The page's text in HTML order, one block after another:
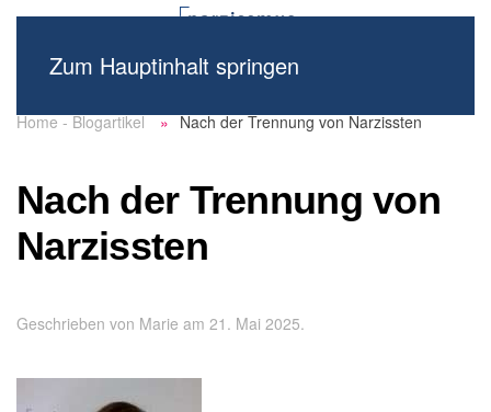
Zum Hauptinhalt springen
Home - Blogartikel Nach der Trennung von Narzissten
Nach der Trennung von
Narzissten
Geschrieben von Marie am 21. Mai 2025.